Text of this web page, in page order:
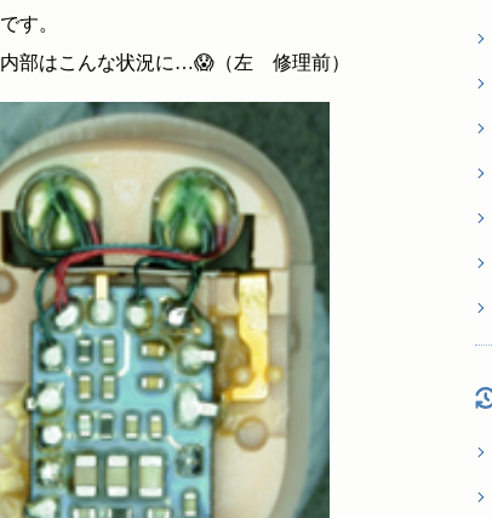
す。
部はこんな状況に…😱（左 修理前）